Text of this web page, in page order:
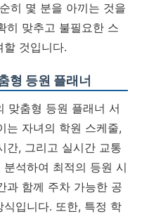
히 몇 분을 아끼는 것을
히 맞추고 불필요한 스
할 것입니다.
형 등원 플래너
맞춤형 등원 플래너 서
는 자녀의 학원 스케줄,
간, 그리고 실시간 교통
석하여 최적의 등원 시
과 함께 주차 가능한 공
입니다. 또한, 특정 학